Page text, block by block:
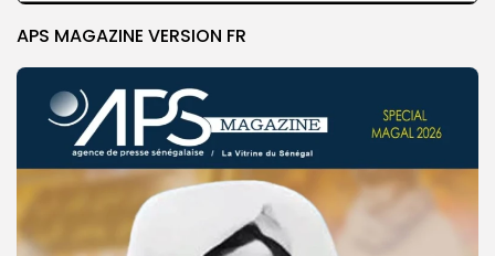
APS MAGAZINE VERSION FR